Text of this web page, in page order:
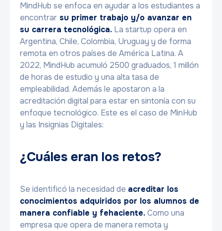
MindHub se enfoca en ayudar a los estudiantes a
encontrar su primer trabajo y/o avanzar en
su carrera tecnológica. La startup opera en
Argentina, Chile, Colombia, Uruguay y de forma
remota en otros países de América Latina. A
2022, MindHub acumuló 2500 graduados, 1 millón
de horas de estudio y una alta tasa de
empleabilidad. Además le apostaron a la
acreditación digital para estar en sintonía con su
enfoque tecnológico. Este es el caso de MinHub
y las Insignias Digitales:
¿Cuáles eran los retos?
Se identificó la necesidad de acreditar los
conocimientos adquiridos por los alumnos de
manera confiable y fehaciente.Como una
empresa que opera de manera remota y